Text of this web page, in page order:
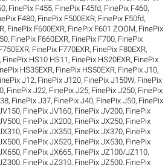
, FinePix F455, FinePix F45fd, FinePix F460,
F480, FinePix F500EXR, FinePix F50fd,
, FinePix F600EXR, FinePix F601 ZOOM, FinePix
, FinePix F660EXR, FinePix F700, FinePix
, FinePix F770EXR, FinePix F80EXR,
, FinePix HS10 HS11 , FinePix HS20EXR, FinePix
HS35EXR, FinePix HS50EXR, FinePix J10,
J12, FinePix J120, FinePix J150W, FinePix
, FinePix J22, FinePix J25, FinePix J250, FinePix
, FinePix J37, FinePix J40, FinePix J50, FinePix
, FinePix JV160, FinePix JV200, FinePix
, FinePix JX200, FinePix JX250, FinePix
, FinePix JX350, FinePix JX370, FinePix
, FinePix JX520, FinePix JX530, FinePix
, FinePix JX665, FinePix JZ100/JZ110,
, FinePix JZ310, FinePix JZ500, FinePix